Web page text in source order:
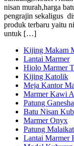
nisan murah,harga
pengrajin sekaligus
produk terbaru yaitu
untuk […]
Kijing Makam
Lantai Marmer
Hiolo Marmer
Kijing Katolik
Meja Kantor
Marmer Kawi
Patung
Batu Nisan
Marmer Onyx
Patung Malaikat
Lantai Marmer